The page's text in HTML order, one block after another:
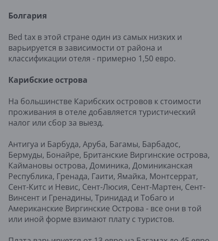
Болгария
Bed tax в этой стране один из самых низких и
варьируется в зависимости от района и
классификации отеля - примерно 1,50 евро.
Карибские острова
На большинстве Карибских островов к стоимости
проживания в отеле добавляется туристический
налог или сбор за выезд.
Антигуа и Барбуда, Аруба, Багамы, Барбадос,
Бермуды, Бонайре, Британские Виргинские острова,
Каймановы острова, Доминика, Доминиканская
Республика, Гренада, Гаити, Ямайка, Монтсеррат,
Сент-Китс и Невис, Сент-Люсия, Сент-Мартен, Сент-
Винсент и Гренадины, Тринидад и Тобаго и
Американские Виргинские Острова - все они в той
или иной форме взимают плату с туристов.